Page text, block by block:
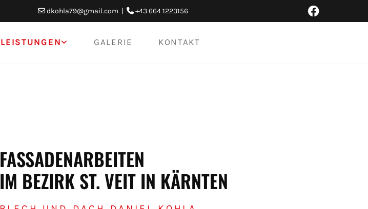
 dkohla79@gmail.com |  +43 664 1223156
LEISTUNGEN GALERIE KONTAKT
FASSADENARBEITEN
IM BEZIRK ST. VEIT IN KÄRNTEN